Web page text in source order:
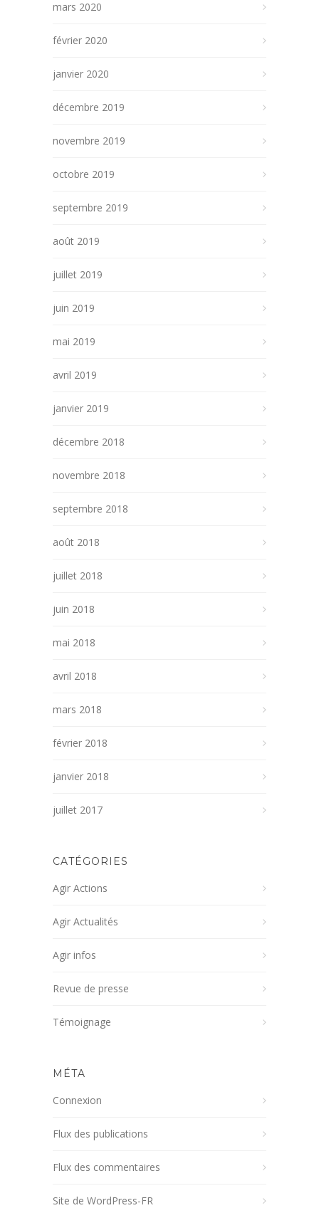
mars 2020
février 2020
janvier 2020
décembre 2019
novembre 2019
octobre 2019
septembre 2019
août 2019
juillet 2019
juin 2019
mai 2019
avril 2019
janvier 2019
décembre 2018
novembre 2018
septembre 2018
août 2018
juillet 2018
juin 2018
mai 2018
avril 2018
mars 2018
février 2018
janvier 2018
juillet 2017
CATÉGORIES
Agir Actions
Agir Actualités
Agir infos
Revue de presse
Témoignage
MÉTA
Connexion
Flux des publications
Flux des commentaires
Site de WordPress-FR